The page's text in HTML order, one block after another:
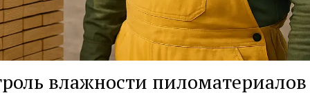
влажности